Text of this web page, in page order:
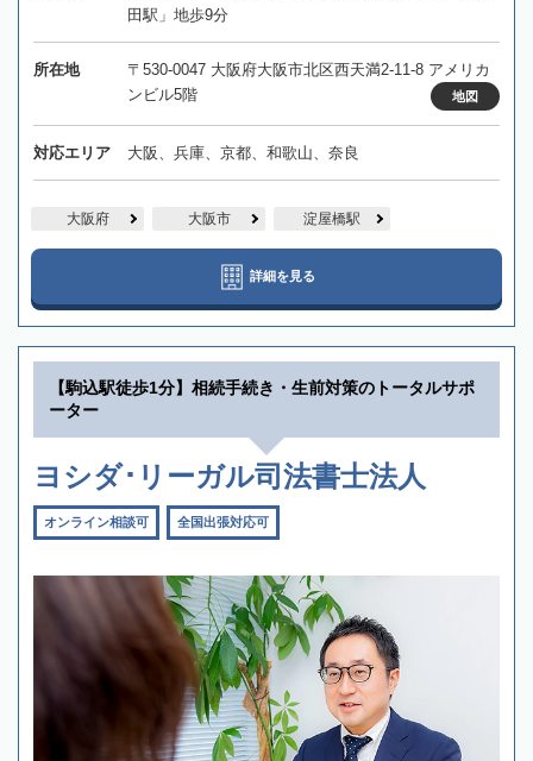
田駅」地歩9分
所在地
〒530-0047 大阪府大阪市北区西天満2-11-8 アメリカ
ンビル5階
地図
対応エリア 大阪、兵庫、京都、和歌山、奈良
大阪府 大阪市 淀屋橋駅
詳細を見る
【駒込駅徒歩1分】相続手続き・生前対策のトータルサポ
ーター
ヨシダ･リーガル司法書士法人
オンライン相談可 全国出張対応可